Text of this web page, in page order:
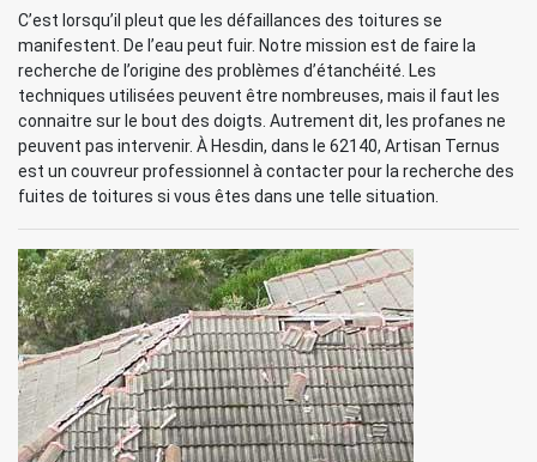
C’est lorsqu’il pleut que les défaillances des toitures se
manifestent. De l’eau peut fuir. Notre mission est de faire la
recherche de l’origine des problèmes d’étanchéité. Les
techniques utilisées peuvent être nombreuses, mais il faut les
connaitre sur le bout des doigts. Autrement dit, les profanes ne
peuvent pas intervenir. À Hesdin, dans le 62140, Artisan Ternus
est un couvreur professionnel à contacter pour la recherche des
fuites de toitures si vous êtes dans une telle situation.